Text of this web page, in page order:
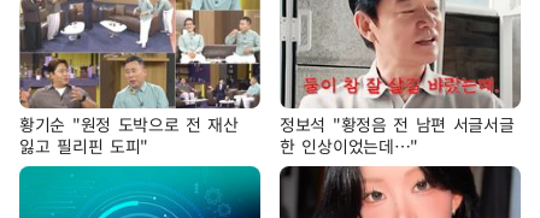
황기순 "원정 도박으로 전 재산
잃고 필리핀 도피"
정보석 "황정음 전 남편 서글서글
한 인상이었는데…"